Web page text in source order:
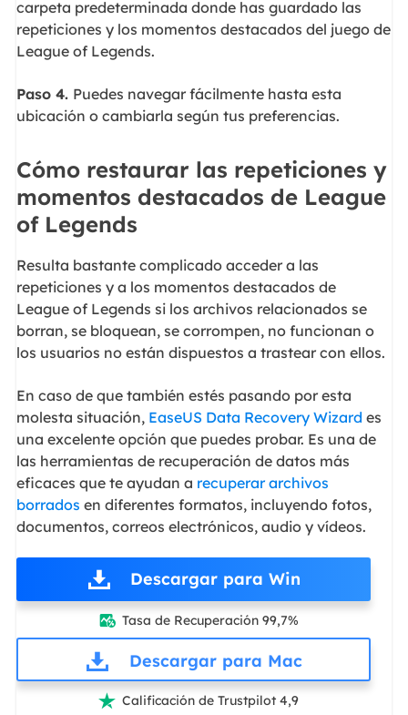
carpeta predeterminada donde has guardado las
repeticiones y los momentos destacados del juego de
League of Legends.
Paso 4. Puedes navegar fácilmente hasta esta
ubicación o cambiarla según tus preferencias.
Cómo restaurar las repeticiones y
momentos destacados de League
of Legends
Resulta bastante complicado acceder a las
repeticiones y a los momentos destacados de
League of Legends si los archivos relacionados se
borran, se bloquean, se corrompen, no funcionan o
los usuarios no están dispuestos a trastear con ellos.
En caso de que también estés pasando por esta
molesta situación, EaseUS Data Recovery Wizard es
una excelente opción que puedes probar. Es una de
las herramientas de recuperación de datos más
eficaces que te ayudan a recuperar archivos
borrados en diferentes formatos, incluyendo fotos,
documentos, correos electrónicos, audio y vídeos.
Descargar para Win
 Tasa de Recuperación 99,7%
Descargar para Mac
 Calificación de Trustpilot 4,9